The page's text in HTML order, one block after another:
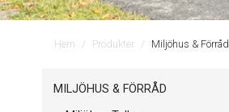
Hem Produkter Miljöhus & Förråd
MILJÖHUS & FÖRRÅD